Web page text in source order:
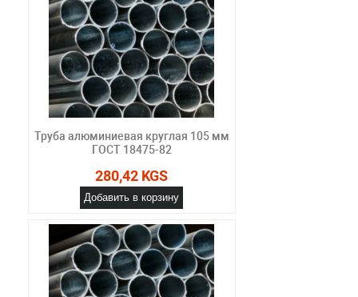
Труба алюминиевая круглая 105 мм
ГОСТ 18475-82
280,42 KGS
Добавить в корзину